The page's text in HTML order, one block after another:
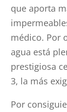
que aporta
médico. Por
agua está
prestigiosa
3, la más
Por